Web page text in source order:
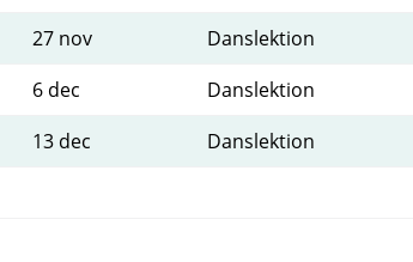
27 nov
Danslektion
6 dec
Danslektion
13 dec Danslektion